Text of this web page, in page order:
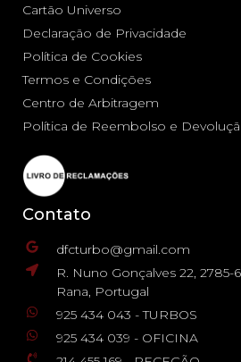
Cartão Universo
Declaração de Privacidade
Política de Cookies
Termos e Condições
Centro de Arbitragem
Política de Reembolso e
Contato
dfcturbo@gmail.com
R. Nuno Gonçalves 22,
Rana, Portugal
925 434 043 - TURBOS
925 434 039 - OFICINA